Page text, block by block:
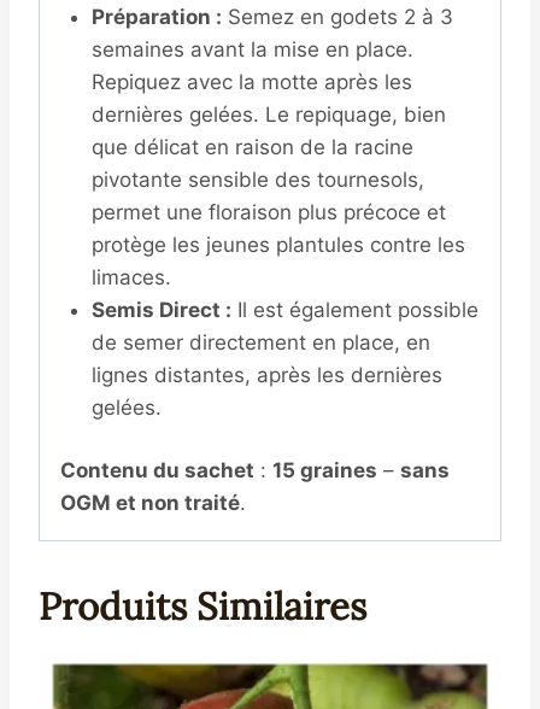
Préparation : Semez en godets 2 à 3
semaines avant la mise en place.
Repiquez avec la motte après les
dernières gelées. Le repiquage, bien
que délicat en raison de la racine
pivotante sensible des tournesols,
permet une floraison plus précoce et
protège les jeunes plantules contre les
limaces.
Semis Direct : Il est également possible
de semer directement en place, en
lignes distantes, après les dernières
gelées.
Contenu du sachet : 15 graines – sans
OGM et non traité.
Produits Similaires